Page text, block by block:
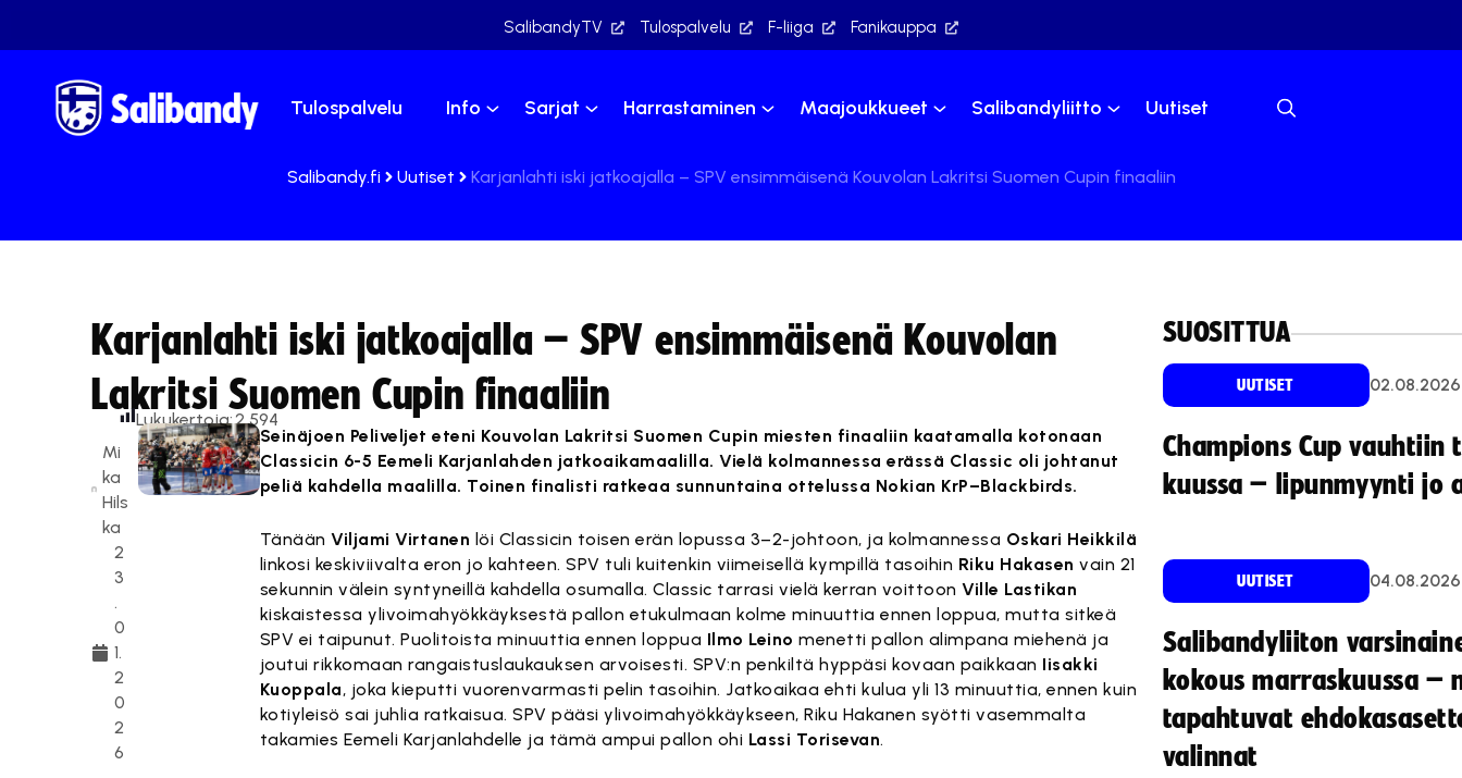
SalibandyTV Tulospalvelu F-liiga Fanikauppa
Tulospalvelu Info Sarjat Harrastaminen Maajoukkueet Salibandyliitto Uutiset
Salibandy.fi Uutiset Karjanlahti iski jatkoajalla – SPV ensimmäisenä Kouvolan Lakritsi Suomen Cupin finaaliin
Karjanlahti iski jatkoajalla – SPV ensimmäisenä Kouvolan
Lakritsi Suomen Cupin finaaliin
Mi
ka
Hils
ka
2
3
.
0
1.
2
0
2
6
Lukukertoja:2 594
Seinäjoen Peliveljet eteni Kouvolan Lakritsi Suomen Cupin miesten finaaliin kaatamalla kotonaan
Classicin 6-5 Eemeli Karjanlahden jatkoaikamaalilla. Vielä kolmannessa erässä Classic oli johtanut
peliä kahdella maalilla. Toinen finalisti ratkeaa sunnuntaina ottelussa Nokian KrP–Blackbirds.
Tänään Viljami Virtanen löi Classicin toisen erän lopussa 3–2-johtoon, ja kolmannessa Oskari Heikkilä
linkosi keskiviivalta eron jo kahteen. SPV tuli kuitenkin viimeisellä kympillä tasoihin Riku Hakasen vain 21
sekunnin välein syntyneillä kahdella osumalla. Classic tarrasi vielä kerran voittoon Ville Lastikan
kiskaistessa ylivoimahyökkäyksestä pallon etukulmaan kolme minuuttia ennen loppua, mutta sitkeä
SPV ei taipunut. Puolitoista minuuttia ennen loppua Ilmo Leino menetti pallon alimpana miehenä ja
joutui rikkomaan rangaistuslaukauksen arvoisesti. SPV:n penkiltä hyppäsi kovaan paikkaan Iisakki
Kuoppala, joka kieputti vuorenvarmasti pelin tasoihin. Jatkoaikaa ehti kulua yli 13 minuuttia, ennen kuin
kotiyleisö sai juhlia ratkaisua. SPV pääsi ylivoimahyökkäykseen, Riku Hakanen syötti vasemmalta
takamies Eemeli Karjanlahdelle ja tämä ampui pallon ohi Lassi Torisevan.
SUOSITTUA
UUTISET 02.08.2026
Champions Cup vauhtiin
kuussa – lipunmyynti jo
UUTISET 04.08.2026
Salibandyliiton
kokous marraskuussa –
tapahtuvat
valinnat